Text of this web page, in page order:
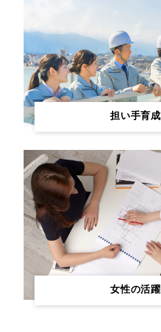
担い手育成
女性の活躍